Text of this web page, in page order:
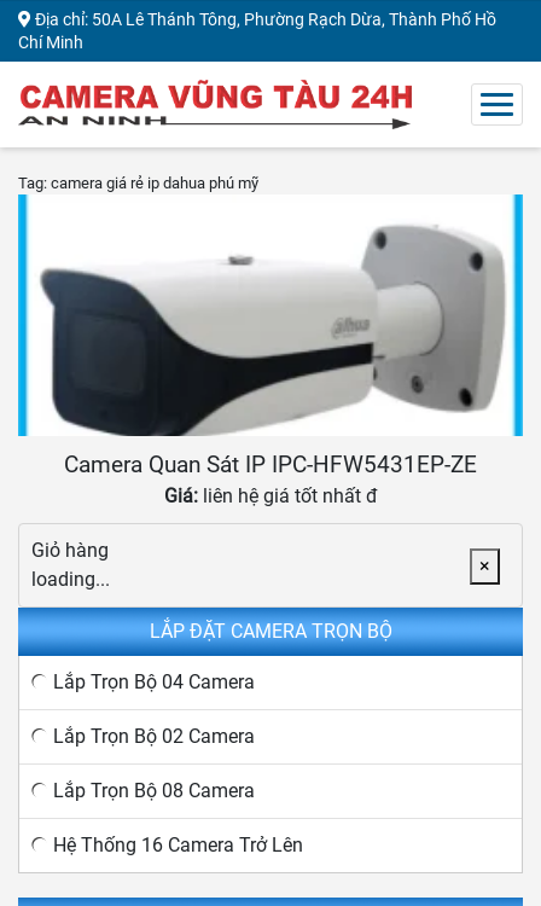
Địa chỉ: 50A Lê Thánh Tông, Phường Rạch Dừa, Thành Phố Hồ
Chí Minh
Tag: camera giá rẻ ip dahua phú mỹ
Camera Quan Sát IP IPC-HFW5431EP-ZE
Giá: liên hệ giá tốt nhất đ
×
Giỏ hàng
loading...
LẮP ĐẶT CAMERA TRỌN BỘ
Lắp Trọn Bộ 04 Camera
Lắp Trọn Bộ 02 Camera
Lắp Trọn Bộ 08 Camera
Hệ Thống 16 Camera Trở Lên